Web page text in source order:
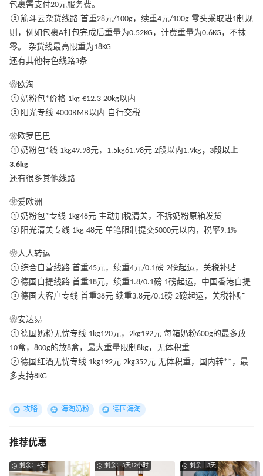
包裹需支付20元服务费。
②筋斗云杂货线路 首重28元/100g，续重4元/100g 零头采取进1制规
则，例如包裹A打包完成后重量为0.52KG，计费重量为0.6KG，不抹
零。 杂货线最高限重为18KG
还有其他特色线路3条
❀欧淘
①奶粉包*价格 1kg €12.3 20kg以内
②阳光专线 4000RMB以内 自行交税
❀欧罗巴巴
①奶粉包*线 1kg49.98元，1.5kg61.98元 2段以内1.9kg，3段以上
3.6kg
还有很多其他线路
❀爱欧洲
①奶粉包*专线 1kg48元 主动加税清关，不拆奶粉原箱发货
②阳光清关专线 1kg 48元 单笔限制提交5000元以内，税率9.1%
❀人人转运
①综合自营线路 首重45元，续重4元/0.1磅 2磅起运，关税补贴
②德国自提线路 首重18元，续重1.8/0.1磅 1磅起运，中国香港自提
③德国大客户专线 首重38元 续重3.8元/0.1磅 2磅起运，关税补贴
❀安达易
①德国奶粉无忧专线 1kg120元，2kg192元 每箱奶粉600g的最多放
10盒，800g的放8盒，最大重量限制8kg，无体积重
②德国红酒无忧专线 1kg192元 2kg352元 无体积重，国内转**，最
多支持8KG
攻略 海淘奶粉 德国海淘
推荐优惠
剩余：4天 剩余：3天12小时 剩余：3天